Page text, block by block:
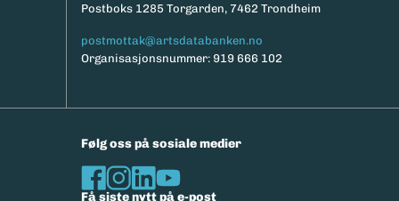
Postboks 1285 Torgarden, 7462 Trondheim
postmottak@artsdatabanken.no
Organisasjonsnummer: 919 666 102
Følg oss på sosiale medier
Få siste nytt på e-post